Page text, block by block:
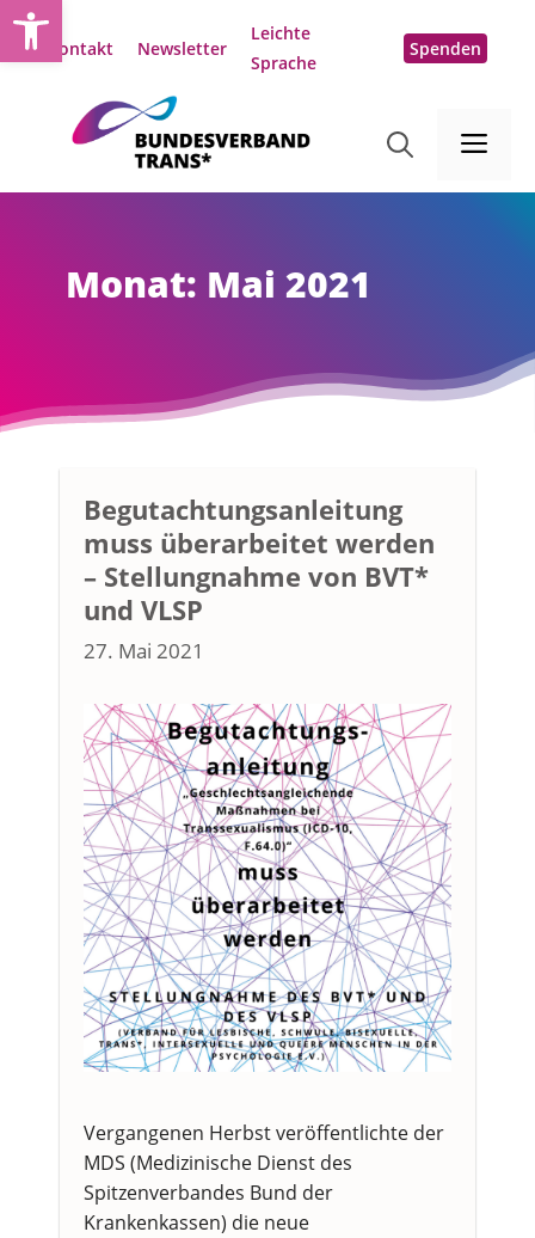
Zum
Inhalt
Kontakt Newsletter
Leichte
Sprache
Spenden
Monat: Mai 2021
Begutachtungsanleitung
muss überarbeitet werden
– Stellungnahme von BVT*
und VLSP
27. Mai 2021
Vergangenen Herbst veröffentlichte der
MDS (Medizinische Dienst des
Spitzenverbandes Bund der
Krankenkassen) die neue